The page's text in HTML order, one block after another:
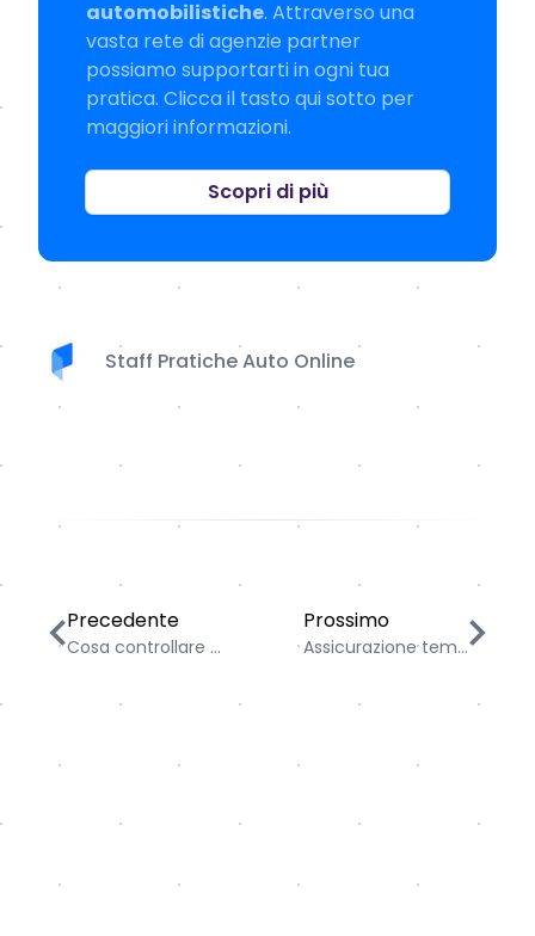
automobilistiche. Attraverso una
vasta rete di agenzie partner
possiamo supportarti in ogni tua
pratica. Clicca il tasto qui sotto per
maggiori informazioni.
Scopri di più
Staff Pratiche Auto Online
Cosa controllare quando si acquista un’auto usata:
Precedente
Cosa controllare ...
Assicurazione
Prossimo
Assicurazione tem...